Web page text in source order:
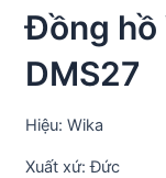
Đồng hồ
DMS27
Hiệu: Wika
Xuất xứ: Đức